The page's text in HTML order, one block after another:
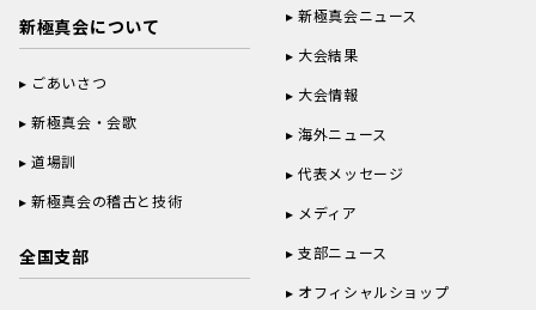
新極真会について
ごあいさつ
新極真会・会歌
道場訓
新極真会の稽古と技術
全国支部
新極真会ニュース
大会結果
大会情報
海外ニュース
代表メッセージ
メディア
支部ニュース
オフィシャルショップ